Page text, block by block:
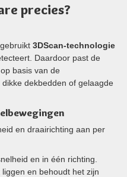
precies?
3DScan-technologie
Daardoor past de
basis van de
dekbedden of gelaagde
en draairichting aan per
en in één richting.
en behoudt het zijn